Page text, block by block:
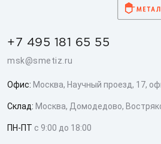
+7 495 181 65 55
msk@smetiz.ru
Офис: Москва, Научный проезд, 17,
Склад: Москва, Домодедово,
ПН-ПТ с 9:00 до 18:00